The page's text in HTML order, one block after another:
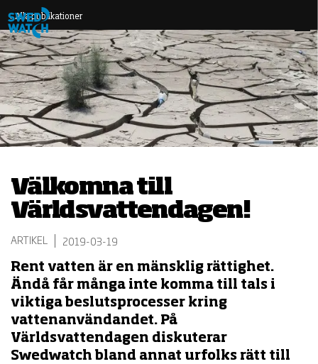
Alla publikationer
2019-03-19
Välkomna till
Världsvattendagen!
ARTIKEL
Rent vatten är en mänsklig rättighet.
Ändå får många inte komma till tals i
viktiga beslutsprocesser kring
vattenanvändandet. På
Världsvattendagen diskuterar
Swedwatch bland annat urfolks rätt till